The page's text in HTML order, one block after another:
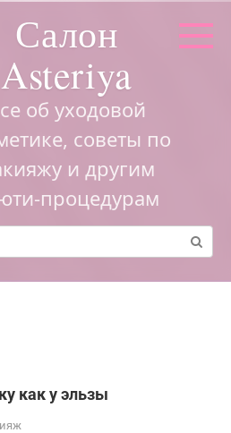
Салон
Asteriya
об уходовой
советы по
и другим
процедурам
как у эльзы